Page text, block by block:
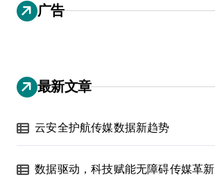
广告
最新文章
云安全护航传媒数据新趋势
数据驱动，科技赋能无障碍传媒革新